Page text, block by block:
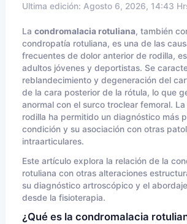
Ultima edición: Agosto 6, 2026, 14:43
La condromalacia rotuliana, también
condropatía rotuliana, es una de las
frecuentes de dolor anterior de rodilla,
adultos jóvenes y deportistas. Se
reblandecimiento y degeneración del
de la cara posterior de la rótula, lo que
anormal con el surco troclear femoral.
rodilla ha permitido un diagnóstico más
condición y su asociación con otras
intraarticulares.
Este artículo explora la relación de la
rotuliana con otras alteraciones
su diagnóstico artroscópico y el
desde la fisioterapia.
¿Qué es la condromalacia